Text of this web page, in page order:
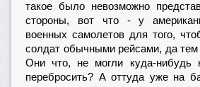
такое было невозможно
стороны, вот что - у
военных самолетов для того,
солдат обычными рейсами, да
Они что, не могли куда-нибудь
перебросить? А оттуда уже на